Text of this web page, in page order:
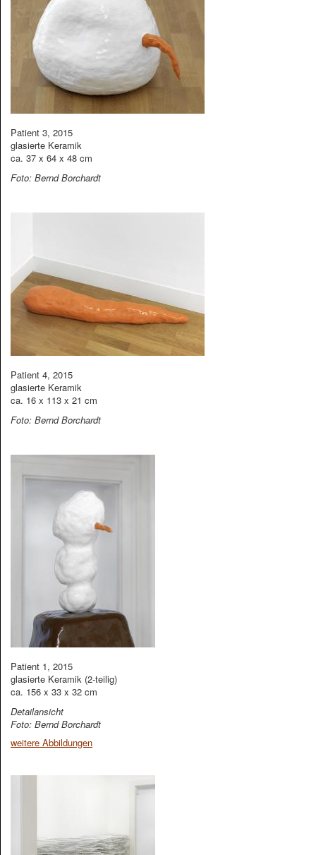
Patient 3, 2015
glasierte Keramik
ca. 37 x 64 x 48 cm
Foto: Bernd Borchardt
Patient 4, 2015
glasierte Keramik
ca. 16 x 113 x 21 cm
Foto: Bernd Borchardt
Patient 1, 2015
glasierte Keramik (2-teilig)
ca. 156 x 33 x 32 cm
Detailansicht
Foto: Bernd Borchardt
weitere Abbildungen